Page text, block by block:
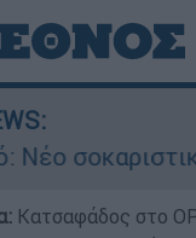
σοκαριστικό
Κατσαφάδος στο